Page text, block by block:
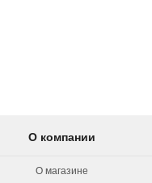
О компании
О магазине